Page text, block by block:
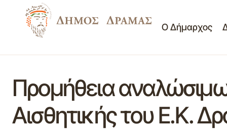
Ο Δήμαρχος
Προμήθεια
Αισθητικής του Ε.Κ.